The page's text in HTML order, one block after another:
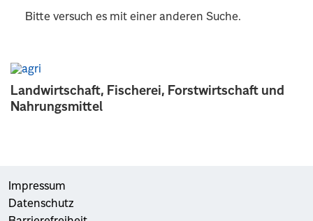
Landwirtschaft, Fischerei, Forstwirtschaft und
Nahrungsmittel
Bitte versuch es mit einer anderen Suche.
Impressum
Datenschutz